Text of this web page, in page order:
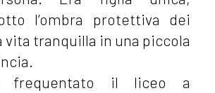
l’ombra protettiva dei
tranquilla in una piccola
frequentato il liceo a